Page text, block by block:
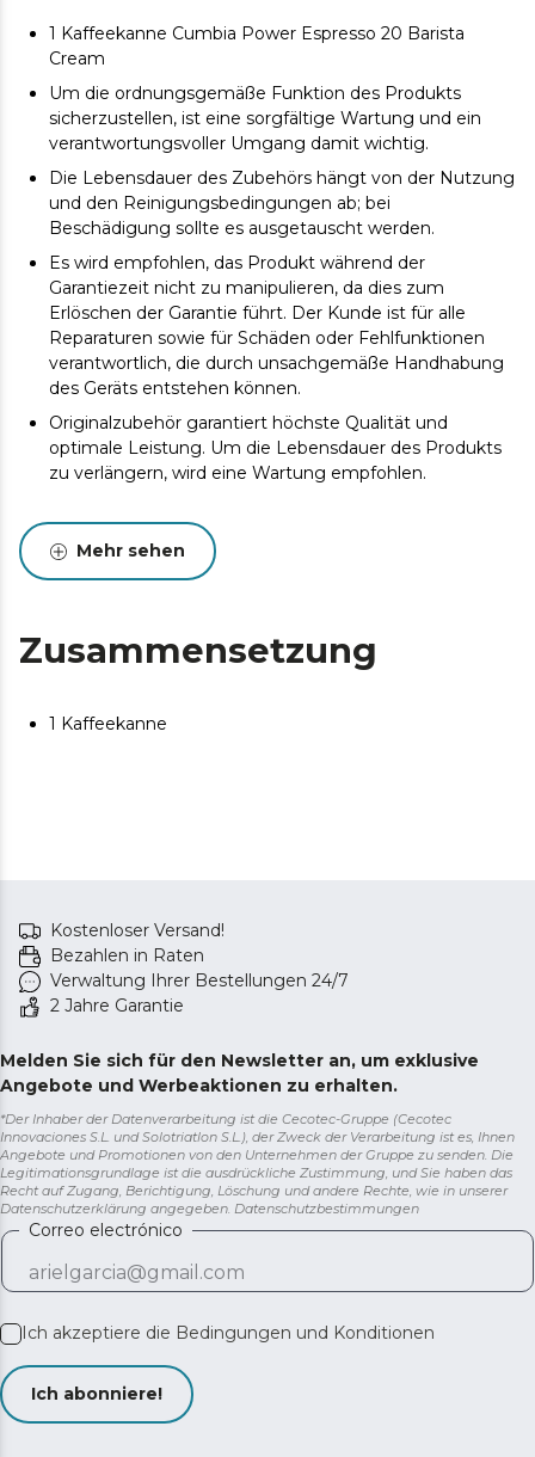
1 Kaffeekanne Cumbia Power Espresso 20 Barista
Cream
Um die ordnungsgemäße Funktion des Produkts
sicherzustellen, ist eine sorgfältige Wartung und ein
verantwortungsvoller Umgang damit wichtig.
Die Lebensdauer des Zubehörs hängt von der Nutzung
und den Reinigungsbedingungen ab; bei
Beschädigung sollte es ausgetauscht werden.
Es wird empfohlen, das Produkt während der
Garantiezeit nicht zu manipulieren, da dies zum
Erlöschen der Garantie führt. Der Kunde ist für alle
Reparaturen sowie für Schäden oder Fehlfunktionen
verantwortlich, die durch unsachgemäße Handhabung
des Geräts entstehen können.
Originalzubehör garantiert höchste Qualität und
optimale Leistung. Um die Lebensdauer des Produkts
zu verlängern, wird eine Wartung empfohlen.
Mehr sehen
Zusammensetzung
1 Kaffeekanne
Kostenloser Versand!
Bezahlen in Raten
Verwaltung Ihrer Bestellungen 24/7
2 Jahre Garantie
Melden Sie sich für den Newsletter an, um exklusive
Angebote und Werbeaktionen zu erhalten.
*Der Inhaber der Datenverarbeitung ist die Cecotec-Gruppe (Cecotec
Innovaciones S.L. und Solotriatlon S.L.), der Zweck der Verarbeitung ist es, Ihnen
Angebote und Promotionen von den Unternehmen der Gruppe zu senden. Die
Legitimationsgrundlage ist die ausdrückliche Zustimmung, und Sie haben das
Recht auf Zugang, Berichtigung, Löschung und andere Rechte, wie in unserer
Datenschutzerklärung angegeben. Datenschutzbestimmungen
Correo electrónico
Ich akzeptiere die Bedingungen und Konditionen
Ich abonniere!